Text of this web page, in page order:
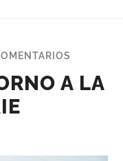
A LA